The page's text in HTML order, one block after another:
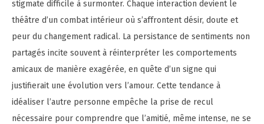
stigmate difficile à surmonter. Chaque interaction devient le
théâtre d’un combat intérieur où s’affrontent désir, doute et
peur du changement radical. La persistance de sentiments non
partagés incite souvent à réinterpréter les comportements
amicaux de manière exagérée, en quête d’un signe qui
justifierait une évolution vers l’amour. Cette tendance à
idéaliser l’autre personne empêche la prise de recul
nécessaire pour comprendre que l’amitié, même intense, ne se